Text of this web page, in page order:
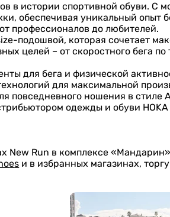
в истории спортивной обуви. С
обеспечивая уникальный
профессионалов до любителей.
подошвой, которая сочетает
целей – от скоростного бега
для бега и физической
для максимальной
повседневного ношения в стиле
одежды и обуви
New Run в комплексе
es и в избранных магазинах,